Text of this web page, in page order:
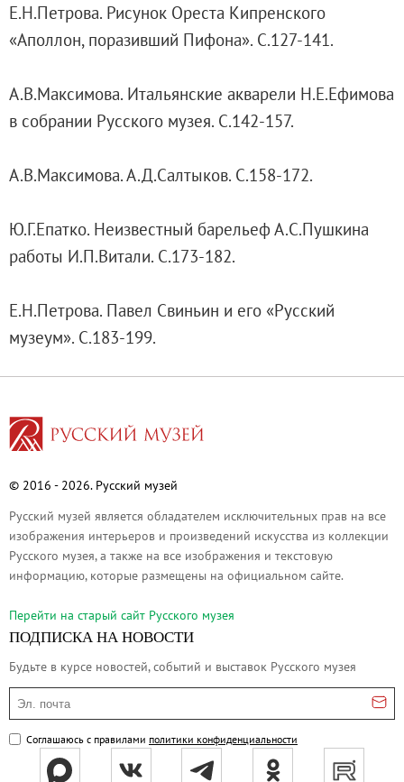
Клуб Друзей Русского музея
Партнеры и спонсоры
Ассоциация художественных музеев
Локальные нормативные акты
Закупки
Аренда
Противодействие терроризму
Страницы памяти
Коллекции
Живопись второй половины XIX века -
Скульптура XVIII – начала XX вв.
Скульптура XX – XXI вв.
Гравюра
Рисунок
Декоративно-прикладное искусство
Народное искусство
Искусство новейших течений
Архив изображений
Современная фотография
Дар Петера и Ирене Людвиг
Образование и наука
Молодёжный совет
Е.Н.Петрова. Рисунок Ореста Кипренского
«Аполлон, поразивший Пифона». С.127-141.
А.В.Максимова. Итальянские акварели Н.Е.Ефимова
в собрании Русского музея. С.142-157.
А.В.Максимова. А.Д.Салтыков. C.158-172.
Ю.Г.Епатко. Неизвестный барельеф А.С.Пушкина
работы И.П.Витали. C.173-182.
Е.Н.Петрова. Павел Свиньин и его «Русский
музеум». С.183-199.
© 2016 - 2026. Русский музей
Русский музей является обладателем исключительных прав на все
изображения интерьеров и произведений искусства из коллекции
Русского музея, а также на все изображения и текстовую
информацию, которые размещены на официальном сайте.
Перейти на cтарый сайт Русского музея
ПОДПИСКА НА НОВОСТИ
Будьте в курсе новостей, событий и выставок Русского музея
Эл. почта
Соглашаюсь с правилами политики конфиденциальности